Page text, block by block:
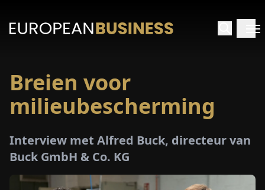
Breien voor
milieubescherming
Interview met Alfred Buck, directeur van
Buck GmbH & Co. KG